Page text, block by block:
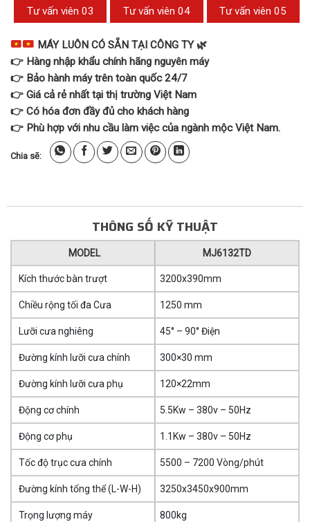
Tư vấn viên 03 Tư vấn viên 04 Tư vấn viên 05
MÁY LUÔN CÓ SẴN TẠI CÔNG TY 🌿
👉 Hàng nhập khẩu chính hãng nguyên máy
👉 Bảo hành máy trên toàn quốc 24/7
👉 Giá cả rẻ nhất tại thị trường Việt Nam
👉 Có hóa đơn đầy đủ cho khách hàng
👉 Phù hợp với nhu cầu làm việc của ngành mộc Việt Nam.
Chia sẽ:
THÔNG SỐ KỸ THUẬT
MODEL MJ6132TD
Kích thước bàn trượt 3200x390mm
Chiều rộng tối đa Cưa 1250 mm
Lưỡi cưa nghiêng 45° – 90° Điện
Đường kính lưỡi cưa chính 300×30 mm
Đường kính lưỡi cưa phụ 120×22mm
Động cơ chính 5.5Kw – 380v – 50Hz
Động cơ phụ 1.1Kw – 380v – 50Hz
Tốc độ trục cưa chính 5500 – 7200 Vòng/phút
Đường kính tổng thể (L-W-H) 3250x3450x900mm
Trọng lượng máy 800kg